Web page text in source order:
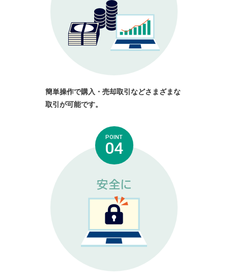
簡単操作で購入・売却取引などさまざまな
取引が可能です。
POINT
04